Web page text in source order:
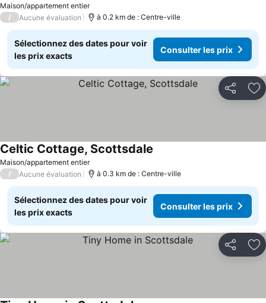
Maison/appartement entier
/ Aucune évaluation à 0.2 km de : Centre-ville
Sélectionnez des dates pour voir
les prix exacts
Consulter les prix
Partager
Maison/appartement entier
Celtic Cottage, Scottsdale
/ Aucune évaluation à 0.3 km de : Centre-ville
Sélectionnez des dates pour voir
les prix exacts
Consulter les prix
Partager